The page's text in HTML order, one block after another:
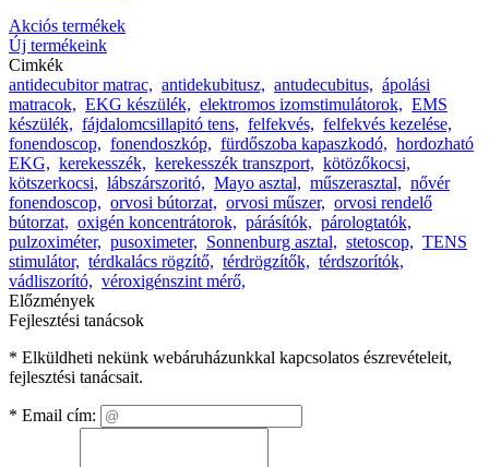
Akciós termékek
Új termékeink
Cimkék
antidecubitor matrac, antidekubitusz, antudecubitus, ápolási
matracok, EKG készülék, elektromos izomstimulátorok, EMS
készülék, fájdalomcsillapitó tens, felfekvés, felfekvés kezelése,
fonendoscop, fonendoszkóp, fürdőszoba kapaszkodó, hordozható
EKG, kerekesszék, kerekesszék transzport, kötözőkocsi,
kötszerkocsi, lábszárszoritó, Mayo asztal, műszerasztal, nővér
fonendoscop, orvosi bútorzat, orvosi műszer, orvosi rendelő
bútorzat, oxigén koncentrátorok, párásítók, párologtatók,
pulzoximéter, pusoximeter, Sonnenburg asztal, stetoscop, TENS
stimulátor, térdkalács rögzítő, térdrögzítők, térdszorítók,
vádliszorító, véroxigénszint mérő,
Előzmények
Fejlesztési tanácsok
* Elküldheti nekünk webáruházunkkal kapcsolatos észrevételeit,
fejlesztési tanácsait.
* Email cím: